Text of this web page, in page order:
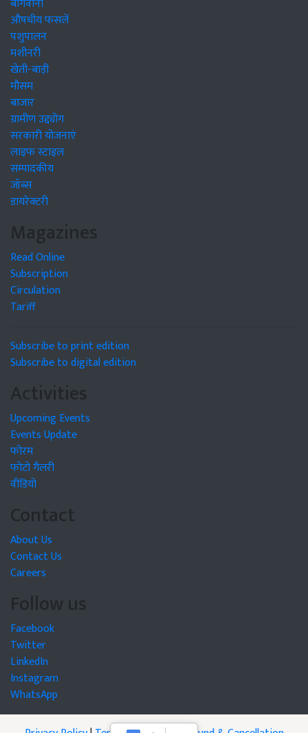
औषधीय फसलें
पशुपालन
मशीनरी
खेती-बाड़ी
मौसम
बाजार
ग्रामीण उद्द्योग
सरकारी योजनाएं
लाइफ स्टाइल
सम्पादकीय
जॉब्स
डायरेक्टरी
Magazines
Read Online
Subscription
Circulation
Tariff
Subscribe to print edition
Subscribe to digital edition
Activities
Upcoming Events
Events Update
फोरम
फोटो गैलरी
वीडियो
Contact
About Us
Contact Us
Careers
Follow us
Facebook
Twitter
LinkedIn
Instagram
WhatsApp